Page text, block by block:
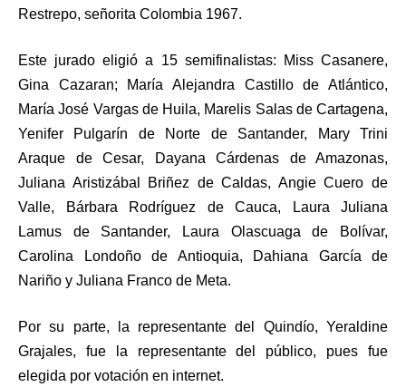
Restrepo, señorita Colombia 1967.
Este jurado eligió a 15 semifinalistas: Miss Casanere,
Gina Cazaran; María Alejandra Castillo de Atlántico,
María José Vargas de Huila, Marelis Salas de Cartagena,
Yenifer Pulgarín de Norte de Santander, Mary Trini
Araque de Cesar, Dayana Cárdenas de Amazonas,
Juliana Aristizábal Briñez de Caldas, Angie Cuero de
Valle, Bárbara Rodríguez de Cauca, Laura Juliana
Lamus de Santander, Laura Olascuaga de Bolívar,
Carolina Londoño de Antioquia, Dahiana García de
Nariño y Juliana Franco de Meta.
Por su parte, la representante del Quindío, Yeraldine
Grajales, fue la representante del público, pues fue
elegida por votación en internet.